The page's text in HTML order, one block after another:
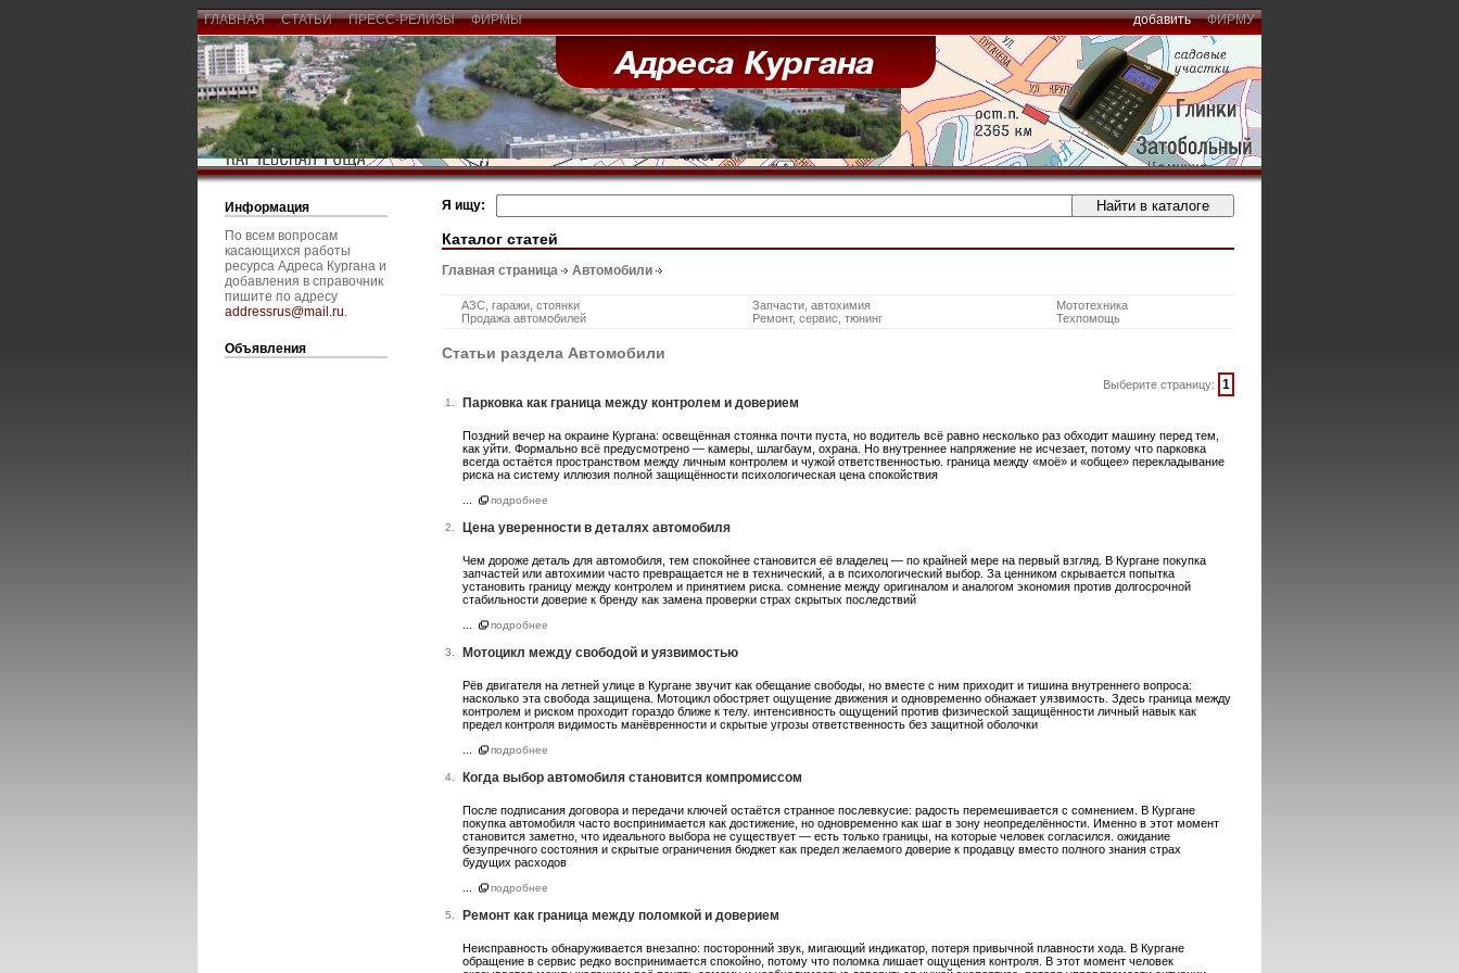
ГЛАВНАЯ СТАТЬИ ПРЕСС-РЕЛИЗЫ ФИРМЫ добавить ФИРМУ
Информация
По всем вопросам
касающихся работы
ресурса Адреса Кургана и
добавления в справочник
пишите по адресу
addressrus@mail.ru.
Объявления
Я ищу:
Каталог статей
Главная страница Автомобили
АЗС, гаражи, стоянки Запчасти, автохимия
Мототехника
Продажа автомобилей
Ремонт, сервис, тюнинг Техпомощь
Статьи раздела Автомобили
Выберите страницу: 1
1. Парковка как граница между контролем и доверием
Поздний вечер на окраине Кургана: освещённая стоянка почти пуста, но водитель всё равно несколько раз обходит машину перед тем,
как уйти. Формально всё предусмотрено — камеры, шлагбаум, охрана. Но внутреннее напряжение не исчезает, потому что парковка
всегда остаётся пространством между личным контролем и чужой ответственностью. граница между «моё» и «общее» перекладывание
риска на систему иллюзия полной защищённости психологическая цена спокойствия
подробнее
2. Цена уверенности в деталях автомобиля
Чем дороже деталь для автомобиля, тем спокойнее становится её владелец — по крайней мере на первый взгляд. В Кургане покупка
запчастей или автохимии часто превращается не в технический, а в психологический выбор. За ценником скрывается попытка
установить границу между контролем и принятием риска. сомнение между оригиналом и аналогом экономия против долгосрочной
стабильности доверие к бренду как замена проверки страх скрытых последствий
подробнее
3. Мотоцикл между свободой и уязвимостью
Рёв двигателя на летней улице в Кургане звучит как обещание свободы, но вместе с ним приходит и тишина внутреннего вопроса:
насколько эта свобода защищена. Мотоцикл обостряет ощущение движения и одновременно обнажает уязвимость. Здесь граница между
контролем и риском проходит гораздо ближе к телу. интенсивность ощущений против физической защищённости личный навык как
предел контроля видимость манёвренности и скрытые угрозы ответственность без защитной оболочки
подробнее
4. Когда выбор автомобиля становится компромиссом
После подписания договора и передачи ключей остаётся странное послевкусие: радость перемешивается с сомнением. В Кургане
покупка автомобиля часто воспринимается как достижение, но одновременно как шаг в зону неопределённости. Именно в этот момент
становится заметно, что идеального выбора не существует — есть только границы, на которые человек согласился. ожидание
безупречного состояния и скрытые ограничения бюджет как предел желаемого доверие к продавцу вместо полного знания страх
будущих расходов
подробнее
5. Ремонт как граница между поломкой и доверием
Неисправность обнаруживается внезапно: посторонний звук, мигающий индикатор, потеря привычной плавности хода. В Кургане
обращение в сервис редко воспринимается спокойно, потому что поломка лишает ощущения контроля. В этот момент человек